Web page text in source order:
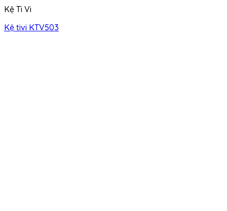
Kệ Ti Vi
Kệ tivi KTV503